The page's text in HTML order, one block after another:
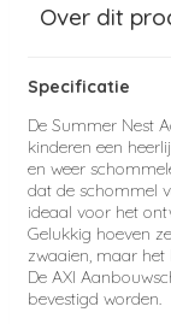
Over dit
Specificatie
De Summer Nest
kinderen een
en weer
dat de schommel
ideaal voor het
Gelukkig hoeven
zwaaien, maar
De AXI
bevestigd worden.